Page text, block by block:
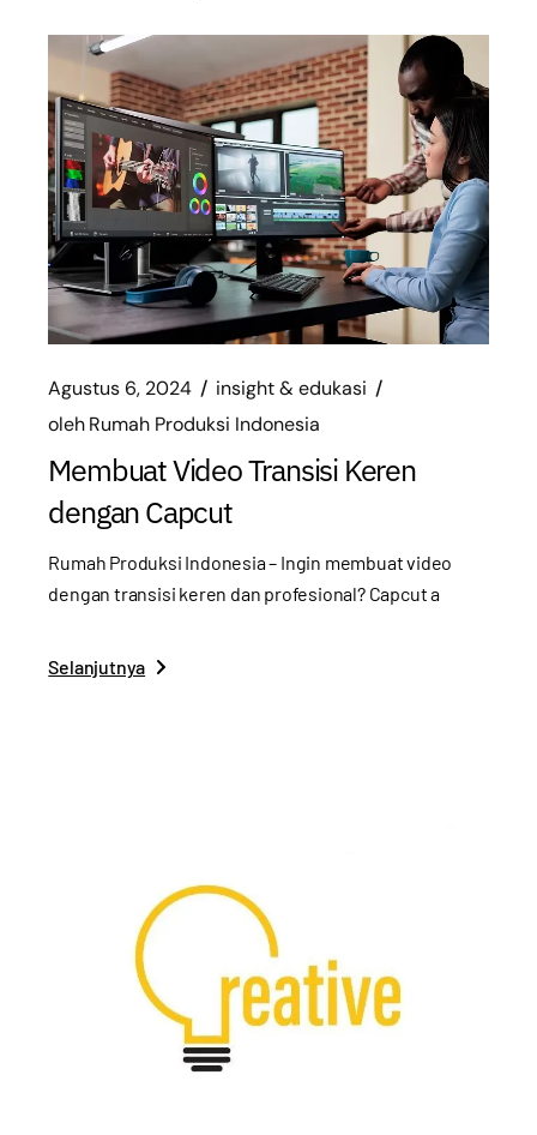
Agustus 6, 2024
insight & edukasi
olehRumah Produksi Indonesia
Membuat Video Transisi Keren
dengan Capcut
Rumah Produksi Indonesia – Ingin membuat video
dengan transisi keren dan profesional? Capcut a
Selanjutnya